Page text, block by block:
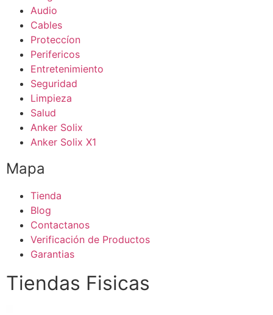
Audio
Cables
Proteccíon
Perifericos
Entretenimiento
Seguridad
Limpieza
Salud
Anker Solix
Anker Solix X1
Mapa
Tienda
Blog
Contactanos
Verificación de Productos
Garantias
Tiendas Fisicas